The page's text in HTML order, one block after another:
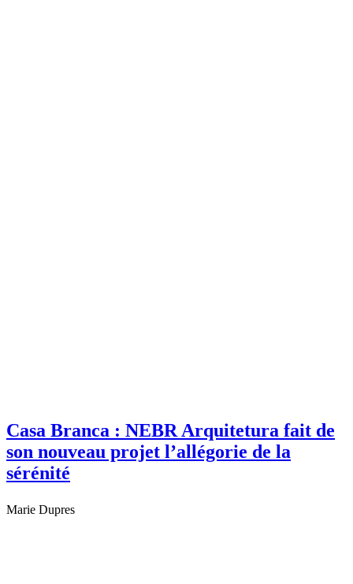
Casa Branca : NEBR Arquitetura fait de
son nouveau projet l’allégorie de la
sérénité
Marie Dupres